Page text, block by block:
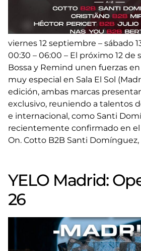
viernes 12 septiembre – sábado
00:30 – 06:00 – El próximo 12 de
Bossa y Remind unen fuerzas
muy especial en Sala El Sol
edición, ambas marcas
exclusivo, reuniendo a talentos
e internacional, como Santi
recientemente confirmado en
On. Cotto B2B Santi Domínguez,
YELO Madrid: Opening 25-
26